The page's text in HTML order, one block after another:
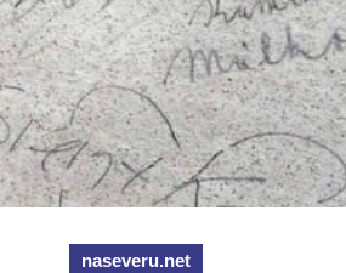
naseveru.net